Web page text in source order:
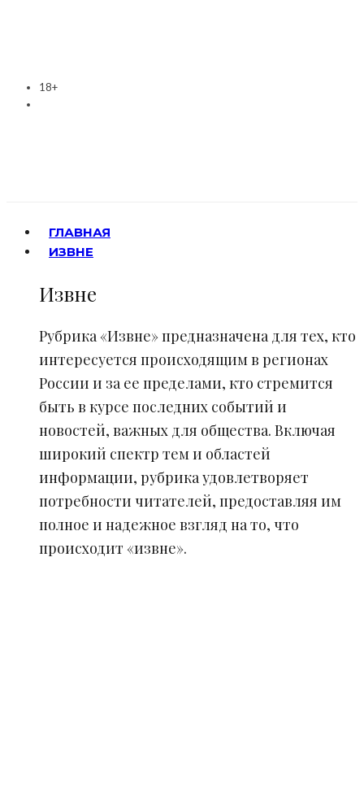
18+
ГЛАВНАЯ
ИЗВНЕ
Извне
Рубрика «Извне» предназначена для тех, кто
интересуется происходящим в регионах
России и за ее пределами, кто стремится
быть в курсе последних событий и
новостей, важных для общества. Включая
широкий спектр тем и областей
информации, рубрика удовлетворяет
потребности читателей, предоставляя им
полное и надежное взгляд на то, что
происходит «извне».